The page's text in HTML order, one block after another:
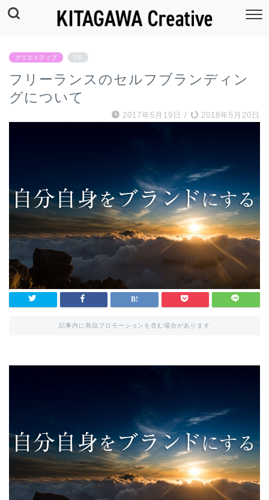
クリエイティブ PR
フリーランスのセルフブランディン
グについて
2017年5月19日 / 2018年5月20日
記事内に商品プロモーションを含む場合があります